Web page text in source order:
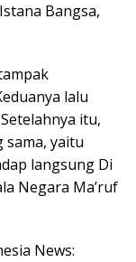
Bangsa,
lalu
itu,
sama, yaitu
langsung Di
Negara Ma’ruf
News: